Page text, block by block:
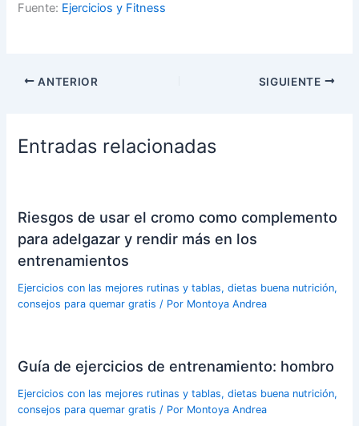
Fuente: Ejercicios y Fitness
ANTERIOR SIGUIENTE
Entradas relacionadas
Riesgos de usar el cromo como complemento
para adelgazar y rendir más en los
entrenamientos
Ejercicios con las mejores rutinas y tablas, dietas buena nutrición,
consejos para quemar gratis / Por Montoya Andrea
Guía de ejercicios de entrenamiento: hombro
Ejercicios con las mejores rutinas y tablas, dietas buena nutrición,
consejos para quemar gratis / Por Montoya Andrea